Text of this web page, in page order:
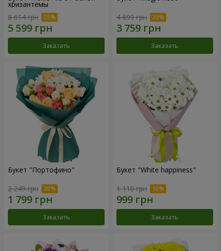
хризантемы
8 614 грн
Заказать
4 699 грн
Заказать
Букет "Портофино"
2 249 грн
Заказать
Букет "White happiness"
1 110 грн
Заказать